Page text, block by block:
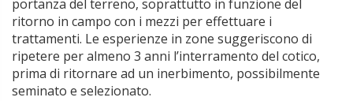
portanza del terreno, soprattutto in funzione del
ritorno in campo con i mezzi per effettuare i
trattamenti. Le esperienze in zone suggeriscono di
ripetere per almeno 3 anni l’interramento del cotico,
prima di ritornare ad un inerbimento, possibilmente
seminato e selezionato.